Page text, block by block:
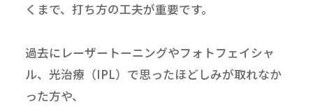
くまで、打ち方の工夫が重要です。
過去にレーザートーニングやフォトフェイシャ
ル、光治療（IPL）で思ったほどしみが取れなか
った方や、